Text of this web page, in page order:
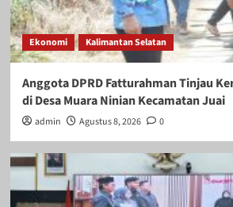
Ekonomi Kalimantan Selatan
Anggota DPRD Fatturahman Tinjau
di Desa Muara Ninian Kecamatan Juai
admin Agustus 8, 2026 0